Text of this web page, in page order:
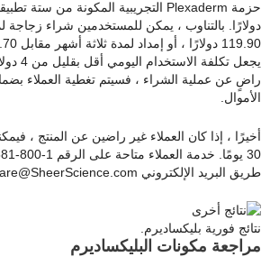
يجعل
الأموال.
أخيرًا ، إذا كان العملاء غير راضين عن المنتج ،
طريق البريد الإلكتروني CustomerCare@SheerScience.com.
نتائج فورية بليكساديرم.
مراجعة مكونات البليكساديرم